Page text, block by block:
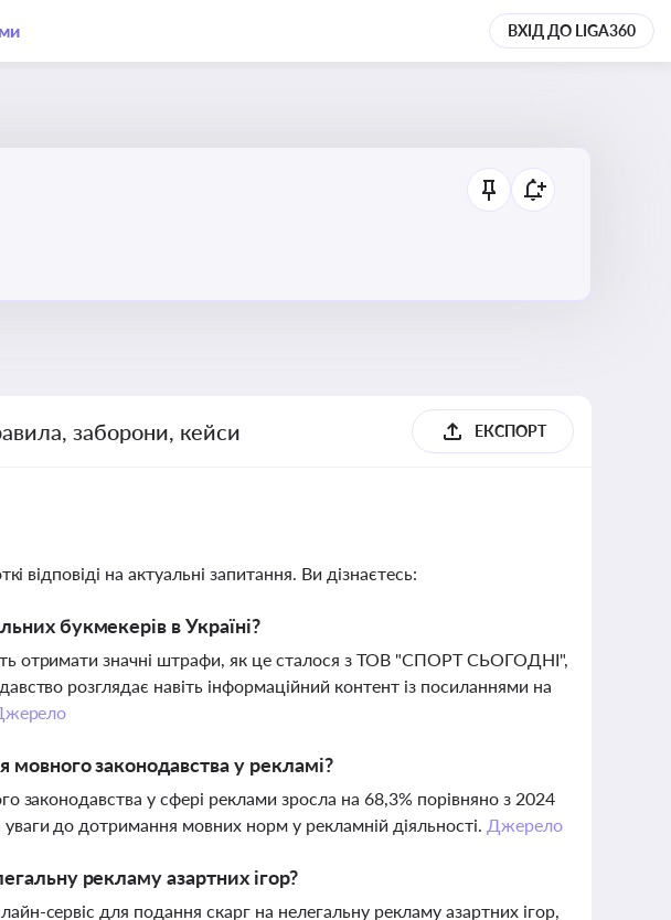
ВХІД ДО LIGA360
заборони, кейси ЕКСПОРТ
відповіді на актуальні запитання. Ви дізнаєтесь:
букмекерів в Україні?
отримати значні штрафи, як це сталося з ТОВ "СПОРТ СЬОГОДНІ",
розглядає навіть інформаційний контент із посиланнями на
мовного законодавства у рекламі?
законодавства у сфері реклами зросла на 68,3% порівняно з 2024
до дотримання мовних норм у рекламній діяльності. Джерело
рекламу азартних ігор?
сервіс для подання скарг на нелегальну рекламу азартних ігор,